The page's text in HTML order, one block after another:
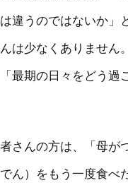
違うのではないか」
は少なくありません
最期の日々をどう過
さんの方は、「母が
ん）をもう一度食べ